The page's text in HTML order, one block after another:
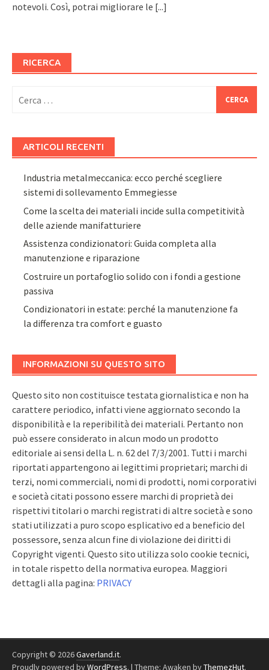
notevoli. Così, potrai migliorare le [...]
RICERCA
per:
ARTICOLI RECENTI
Industria metalmeccanica: ecco perché scegliere
sistemi di sollevamento Emmegiesse
Come la scelta dei materiali incide sulla competitività
delle aziende manifatturiere
Assistenza condizionatori: Guida completa alla
manutenzione e riparazione
Costruire un portafoglio solido con i fondi a gestione
passiva
Condizionatori in estate: perché la manutenzione fa
la differenza tra comfort e guasto
INFORMAZIONI SU QUESTO SITO
Questo sito non costituisce testata giornalistica e non ha
carattere periodico, infatti viene aggiornato secondo la
disponibilità e la reperibilità dei materiali. Pertanto non
può essere considerato in alcun modo un prodotto
editoriale ai sensi della L. n. 62 del 7/3/2001. Tutti i marchi
riportati appartengono ai legittimi proprietari; marchi di
terzi, nomi commerciali, nomi di prodotti, nomi corporativi
e società citati possono essere marchi di proprietà dei
rispettivi titolari o marchi registrati di altre società e sono
stati utilizzati a puro scopo esplicativo ed a beneficio del
possessore, senza alcun fine di violazione dei diritti di
Copyright vigenti. Questo sito utilizza solo cookie tecnici,
in totale rispetto della normativa europea. Maggiori
dettagli alla pagina: PRIVACY
Copyright © 2026Gaverland.it.
Proudly powered byWordPress. | Theme: Awaken byThemezHut.